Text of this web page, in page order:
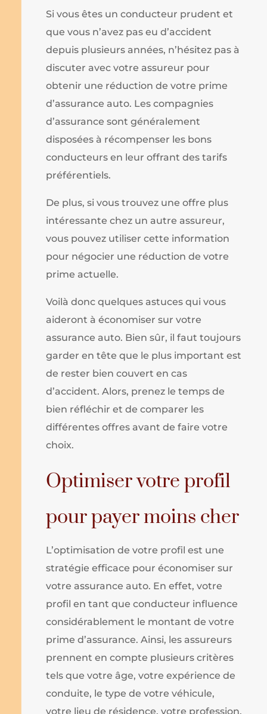
Si vous êtes un conducteur prudent et
que vous n’avez pas eu d’accident
depuis plusieurs années, n’hésitez pas à
discuter avec votre assureur pour
obtenir une réduction de votre prime
d’assurance auto. Les compagnies
d’assurance sont généralement
disposées à récompenser les bons
conducteurs en leur offrant des tarifs
préférentiels.
De plus, si vous trouvez une offre plus
intéressante chez un autre assureur,
vous pouvez utiliser cette information
pour négocier une réduction de votre
prime actuelle.
Voilà donc quelques astuces qui vous
aideront à économiser sur votre
assurance auto. Bien sûr, il faut toujours
garder en tête que le plus important est
de rester bien couvert en cas
d’accident. Alors, prenez le temps de
bien réfléchir et de comparer les
différentes offres avant de faire votre
choix.
Optimiser votre profil
pour payer moins cher
L’optimisation de votre profil est une
stratégie efficace pour économiser sur
votre assurance auto. En effet, votre
profil en tant que conducteur influence
considérablement le montant de votre
prime d’assurance. Ainsi, les assureurs
prennent en compte plusieurs critères
tels que votre âge, votre expérience de
conduite, le type de votre véhicule,
votre lieu de résidence, votre profession,